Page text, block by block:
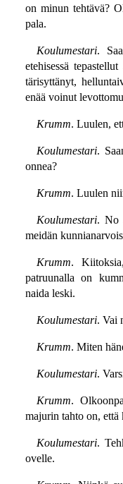
on minun tehtävä?
pala.
Koulumestari.
etehisessä
tärisyttänyt,
enää voinut
Krumm. Luulen,
Koulumestari.
onnea?
Krumm. Luulen
Koulumestari. No
meidän
Krumm.
patruunalla on
naida leski.
Koulumestari. Vai
Krumm. Miten
Koulumestari.
Krumm.
majurin tahto on,
Koulumestari.
ovelle.